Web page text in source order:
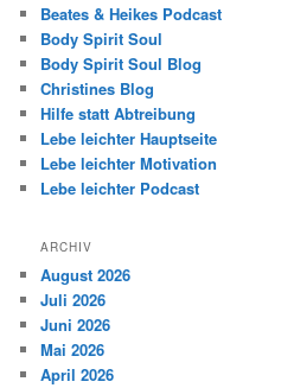
Beates & Heikes Podcast
Body Spirit Soul
Body Spirit Soul Blog
Christines Blog
Hilfe statt Abtreibung
Lebe leichter Hauptseite
Lebe leichter Motivation
Lebe leichter Podcast
ARCHIV
August 2026
Juli 2026
Juni 2026
Mai 2026
April 2026